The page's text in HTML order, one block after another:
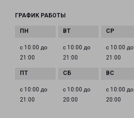
ГРАФИК РАБОТЫ
с 10:00 до
21:00
с 10:00 до
21:00
с 10:00 до
21:00
с 10:00 до
21:00
с 10:00 до
20:00
с 10:00 до
20:00